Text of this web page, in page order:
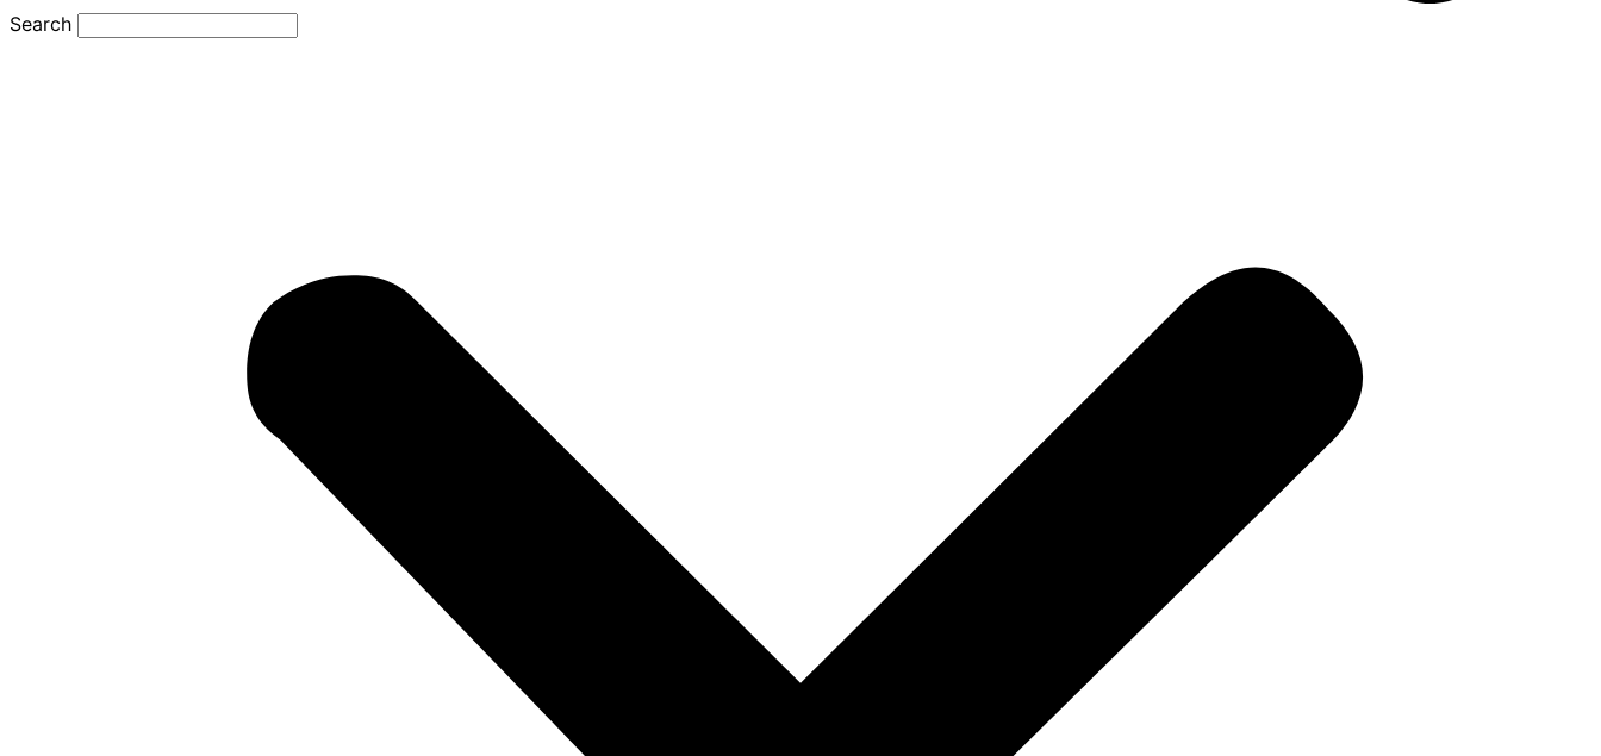
Search